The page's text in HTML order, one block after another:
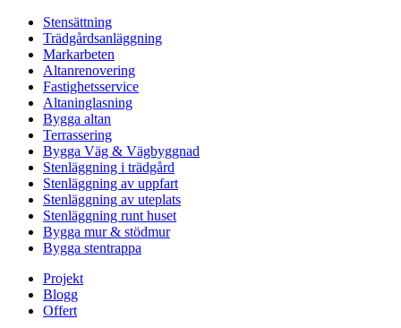
Stensättning
Trädgårdsanläggning
Markarbeten
Altanrenovering
Fastighetsservice
Altaninglasning
Bygga altan
Terrassering
Bygga Väg & Vägbyggnad
Stenläggning i trädgård
Stenläggning av uppfart
Stenläggning av uteplats
Stenläggning runt huset
Bygga mur & stödmur
Bygga stentrappa
Projekt
Blogg
Offert